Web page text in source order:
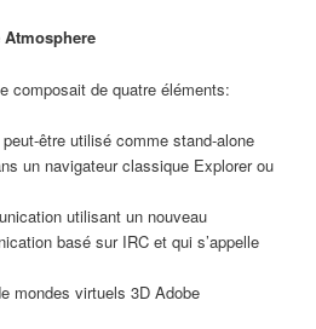
composait de quatre éléments:
être utilisé comme stand-alone
un navigateur classique Explorer ou
utilisant un nouveau
basé sur IRC et qui s’appelle
mondes virtuels 3D Adobe